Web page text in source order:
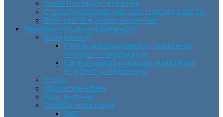
Укази Президента України
Стратегічний план діяльності МОН до 2027 р.
Робота ЗПО в умовах карантину
Науково-методична діяльність
Конференції
І Всеукраїнська науково-практична
інтернет-конференція
ІІ Всеукраїнська науково-практична
інтернет-конференція
Угоди
Нормативна база
Наші видання
Семінар-практикум
2023